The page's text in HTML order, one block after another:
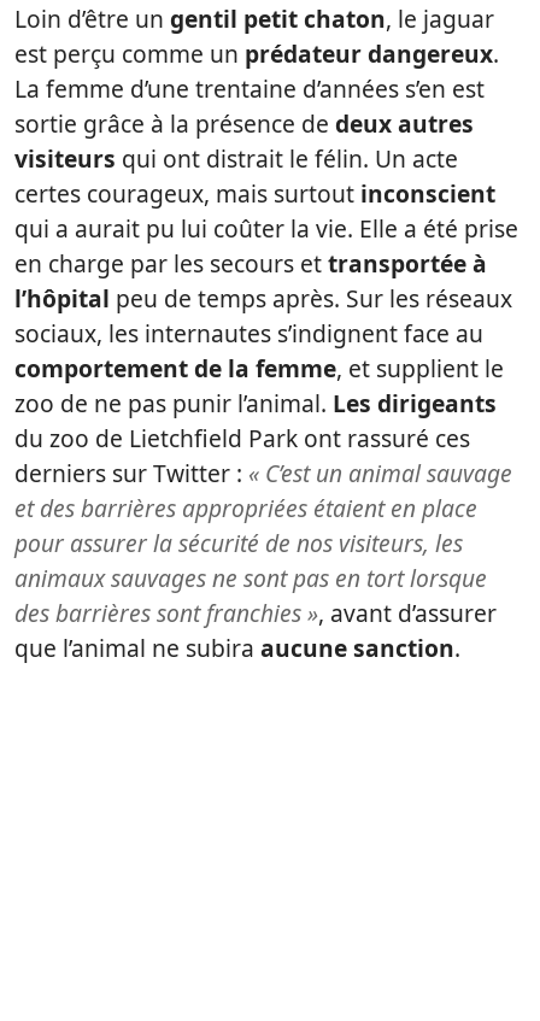
Loin d’être un gentil petit chaton, le jaguar
est perçu comme un prédateur dangereux.
La femme d’une trentaine d’années s’en est
sortie grâce à la présence de deux autres
visiteurs qui ont distrait le félin. Un acte
certes courageux, mais surtout inconscient
qui a aurait pu lui coûter la vie. Elle a été prise
en charge par les secours ettransportée à
l’hôpital peu de temps après. Sur les réseaux
sociaux, les internautes s’indignent face au
comportement de la femme, et supplient le
zoo de ne pas punir l’animal. Les dirigeants
du zoo de Lietchfield Park ont rassuré ces
derniers sur Twitter : « C’est un animal sauvage
et des barrières appropriées étaient en place
pour assurer la sécurité de nos visiteurs, les
animaux sauvages ne sont pas en tort lorsque
des barrières sont franchies », avant d’assurer
que l’animal ne subira aucune sanction.